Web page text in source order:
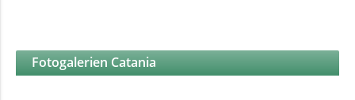
Fotogalerien Catania